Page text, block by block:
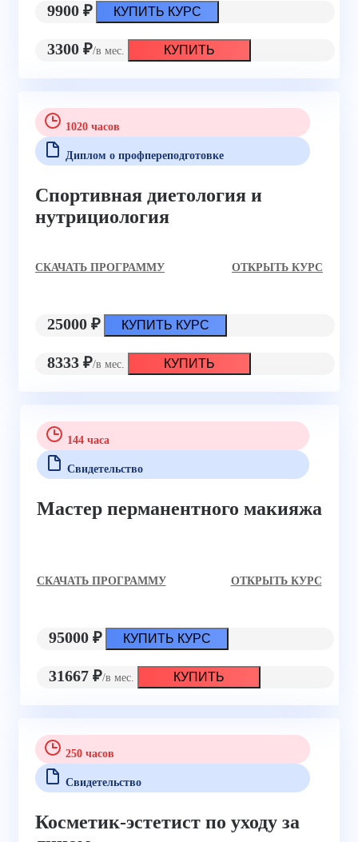
9900 ₽ КУПИТЬ КУРС
3300 ₽/в мес. КУПИТЬ
1020 часов
Диплом о профпереподготовке
Спортивная диетология и
нутрициология
CКАЧАТЬ ПРОГРАММУ ОТКРЫТЬ КУРС
25000 ₽ КУПИТЬ КУРС
8333 ₽/в мес. КУПИТЬ
144 часа
Свидетельство
Мастер перманентного макияжа
CКАЧАТЬ ПРОГРАММУ ОТКРЫТЬ КУРС
95000 ₽ КУПИТЬ КУРС
31667 ₽/в мес. КУПИТЬ
250 часов
Свидетельство
Косметик-эстетист по уходу за